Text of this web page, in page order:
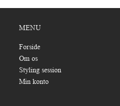
MENU
Forside
Om os
Styling session
Min konto